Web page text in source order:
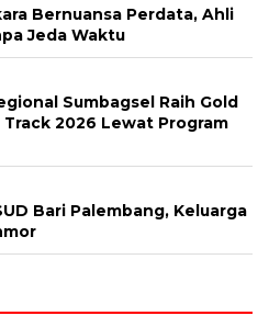
Bernuansa Perdata, Ahli
Jeda Waktu
Sumbagsel Raih Gold
Track 2026 Lewat Program
Bari Palembang, Keluarga